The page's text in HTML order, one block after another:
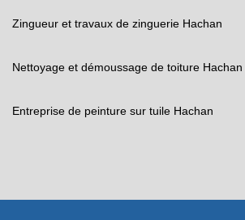
Zingueur et travaux de zinguerie Hachan
Nettoyage et démoussage de toiture Hachan
Entreprise de peinture sur tuile Hachan